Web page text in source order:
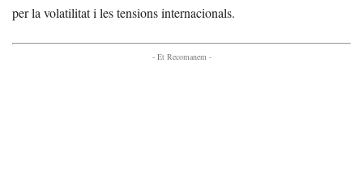
per la volatilitat i les tensions internacionals.
- Et Recomanem -